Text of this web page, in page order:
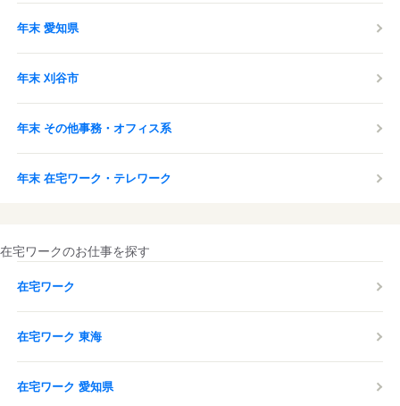
年末 愛知県
年末 刈谷市
年末 その他事務・オフィス系
年末 在宅ワーク・テレワーク
在宅ワークのお仕事を探す
在宅ワーク
在宅ワーク 東海
在宅ワーク 愛知県